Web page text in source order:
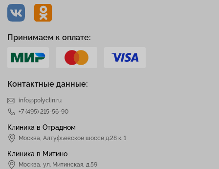
Контактные данные:
info@polyclin.ru
+7 (495) 215-56-90
Клиника в Отрадном
Москва, Алтуфьевское шоссе д.28 к. 1
Клиника в Митино
Москва, ул. Митинская, д.59
Принимаем к оплате: